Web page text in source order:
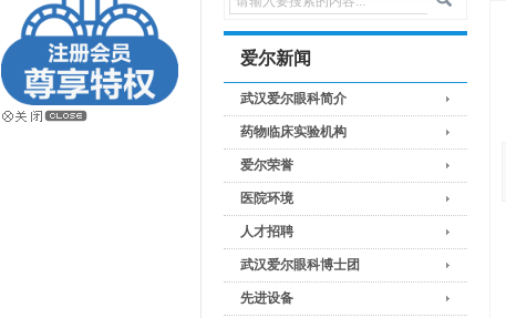
爱尔新闻
武汉爱尔眼科简介
药物临床实验机构
爱尔荣誉
医院环境
人才招聘
武汉爱尔眼科博士团
先进设备